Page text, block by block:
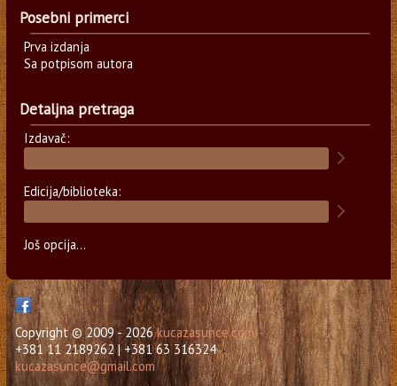
Posebni primerci
Prva izdanja
Sa potpisom autora
Detaljna pretraga
Izdavač:
Edicija/biblioteka:
Još opcija...
Copyright © 2009 - 2026kucazasunce.com
+381 11 2189262 | +381 63 316324
kucazasunce@gmail.com